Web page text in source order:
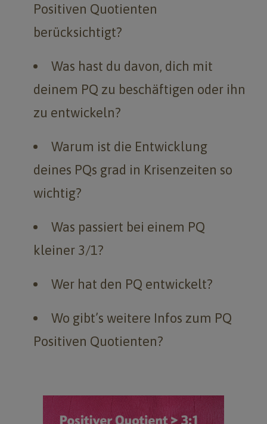
Positiven Quotienten
berücksichtigt?
Was hast du davon, dich mit
deinem PQ zu beschäftigen oder ihn
zu entwickeln?
Warum ist die Entwicklung
deines PQs grad in Krisenzeiten so
wichtig?
Was passiert bei einem PQ
kleiner 3/1?
Wer hat den PQ entwickelt?
Wo gibt’s weitere Infos zum PQ
Positiven Quotienten?